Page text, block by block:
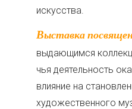
искусства.
Выставка посвящена трем
выдающимся
чья деятельность
влияние на
художественного